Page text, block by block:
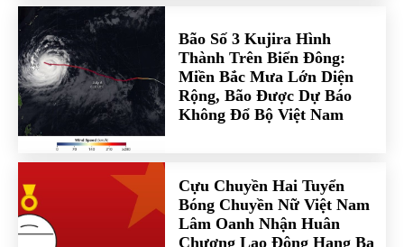
Bão Số 3 Kujira Hình
Thành Trên Biển Đông:
Miền Bắc Mưa Lớn Diện
Rộng, Bão Được Dự Báo
Không Đổ Bộ Việt Nam
Cựu Chuyền Hai Tuyển
Bóng Chuyền Nữ Việt Nam
Lâm Oanh Nhận Huân
Chương Lao Động Hạng Ba